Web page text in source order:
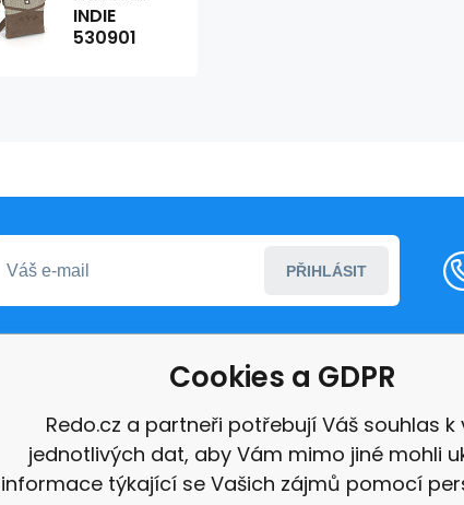
INDIE
530901
PŘIHLÁSIT
informace
Cookies a GDPR
Redo.cz a partneři potřebují Váš souhlas k
jednotlivých dat, aby Vám mimo jiné mohli
informace týkající se Vašich zájmů pomocí